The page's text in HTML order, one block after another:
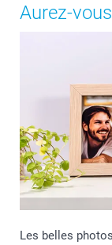
Aurez-
Les belles